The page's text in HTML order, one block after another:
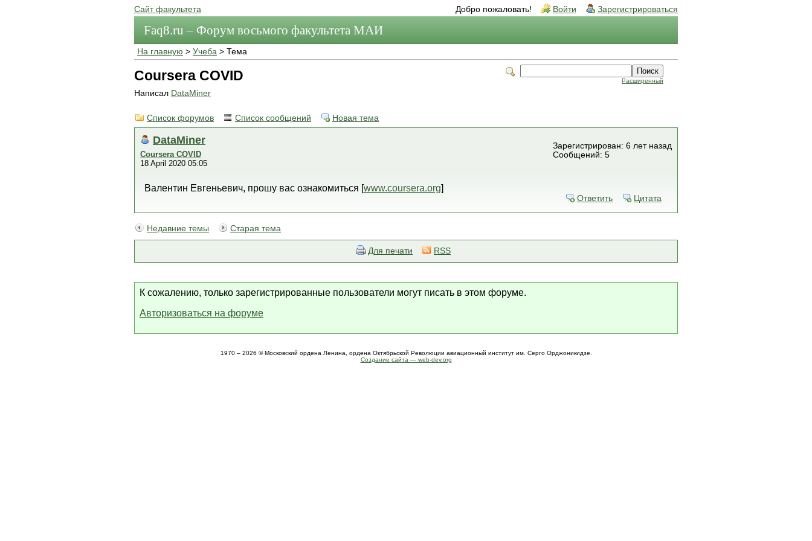
Сайт факультета Добро пожаловать! Войти Зарегистрироваться
Faq8.ru – Форум восьмого факультета МАИ
На главную > Учеба > Тема
Расширенный
Coursera COVID
Написал DataMiner
Список форумов Список сообщений Новая тема
DataMiner
Coursera COVID
18 April 2020 05:05
Зарегистрирован: 6 лет назад
Сообщений: 5
Валентин Евгеньевич, прошу вас ознакомиться [www.coursera.org]
Ответить Цитата
Недавние темы Старая тема
Для печати RSS
К сожалению, только зарегистрированные пользователи могут писать в этом форуме.
Авторизоваться на форуме
1970 – 2026 © Московский ордена Ленина, ордена Октябрьской Революции авиационный институт им. Серго Орджоникидзе.
Создание сайта — web-dev.org